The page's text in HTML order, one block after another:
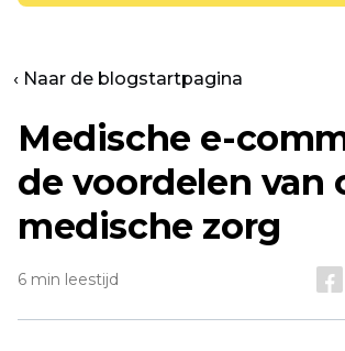
‹ Naar de blogstartpagina
Medische e-
de voordelen van
medische zorg
6 min leestijd